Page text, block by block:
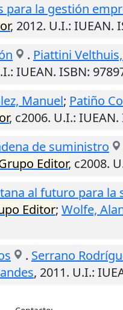
para la gestión
, 2012. U.I.: IUEAN.
. Piattini
: IUEAN. ISBN:
Manuel; Patiño
, c2006. U.I.:
de suministro
Editor, c2008.
al futuro para
Editor; Wolfe,
. Serrano
, 2011. U.I.: